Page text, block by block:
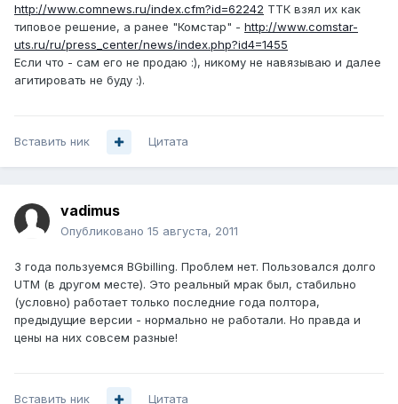
http://www.comnews.ru/index.cfm?id=62242 ТТК взял их как
типовое решение, а ранее "Комстар" - http://www.comstar-
uts.ru/ru/press_center/news/index.php?id4=1455
Если что - сам его не продаю :), никому не навязываю и далее
агитировать не буду :).
Вставить ник Цитата
vadimus
Опубликовано 15 августа, 2011
3 года пользуемся BGbilling. Проблем нет. Пользовался долго
UTM (в другом месте). Это реальный мрак был, стабильно
(условно) работает только последние года полтора,
предыдущие версии - нормально не работали. Но правда и
цены на них совсем разные!
Вставить ник Цитата